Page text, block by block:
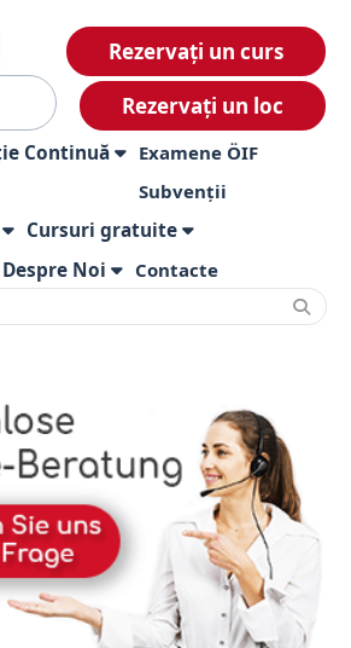
Rezervați un curs
Rezervați un loc
Continuă
Examene ÖIF
Subvenții
Cursuri gratuite
Despre Noi Contacte